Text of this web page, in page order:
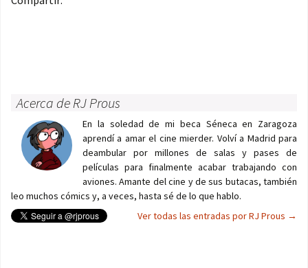
Acerca de RJ Prous
En la soledad de mi beca Séneca en Zaragoza
aprendí a amar el cine mierder. Volví a Madrid para
deambular por millones de salas y pases de
películas para finalmente acabar trabajando con
aviones. Amante del cine y de sus butacas, también
leo muchos cómics y, a veces, hasta sé de lo que hablo.
Ver todas las entradas por RJ Prous →